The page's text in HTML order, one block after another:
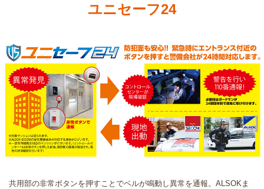
ユニセーフ24
共用部の非常ボタンを押すことでベルが鳴動し異常を通報。ALSOKま